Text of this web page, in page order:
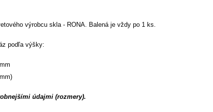
výrobcu skla - RONA. Balená je vždy po 1 ks.
podľa výšky:
údajmi (rozmery).